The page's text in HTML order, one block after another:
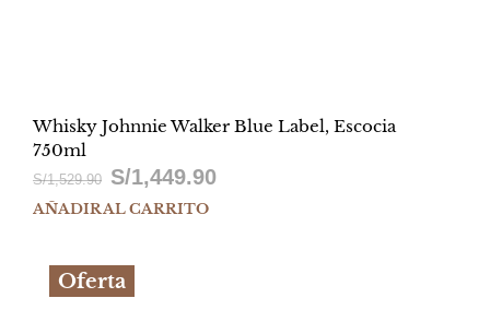
Whisky Johnnie Walker Blue Label, Escocia
750ml
S/1,529.90 El
precio
era:
S/1,449.90El
AÑADIR AL CARRITO
Oferta